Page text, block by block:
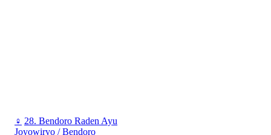
♀ 28. Bendoro Raden Ayu
Joyowiryo / Bendoro